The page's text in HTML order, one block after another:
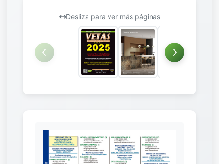
Desliza para ver más páginas